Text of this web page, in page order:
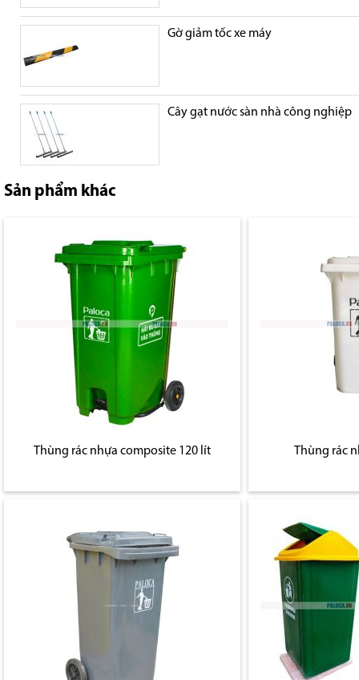
Gờ giảm tốc xe máy
Cây gạt nước sàn nhà công nghiệp
Sản phẩm khác
Thùng rác nhựa composite 120 lít Thùng rác